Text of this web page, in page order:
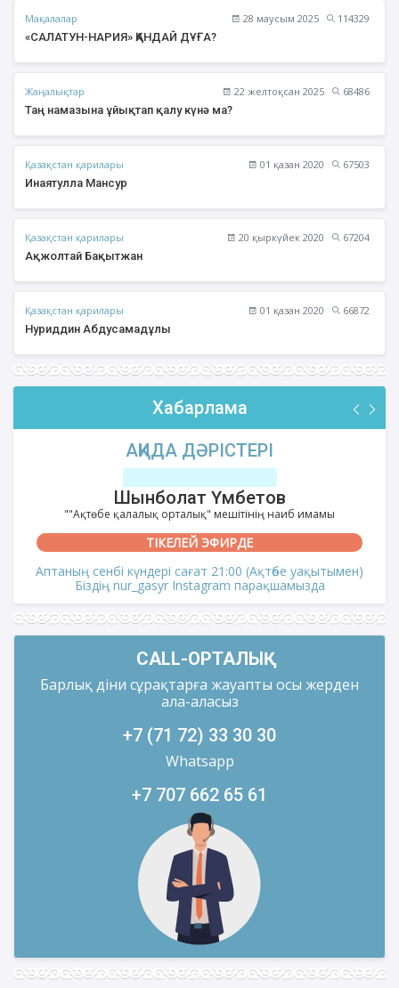
Мақалалар 28 маусым 2025
114329
«САЛАТУН-НАРИЯ» ҚАНДАЙ ДҰҒА?
Жаңалықтар 22 желтоқсан 2025
68486
Таң намазына ұйықтап қалу күнә ма?
Қазақстан қарилары 01 қазан 2020
67503
Инаятулла Мансур
Қазақстан қарилары 20 қыркүйек 2020
67204
Ақжолтай Бақытжан
Қазақстан қарилары 01 қазан 2020
66872
Нуриддин Абдусамадұлы
Хабарлама
АҚИДА ДӘРІСТЕРІ
Шынболат Үмбетов
""Ақтөбе қалалық орталық" мешітінің наиб имамы
ТІКЕЛЕЙ ЭФИРДЕ
Аптаның сенбі күндері сағат 21:00 (Ақтөбе уақытымен)
Біздің nur_gasyr Instagram парақшамызда
CALL-ОРТАЛЫҚ
Барлық діни сұрақтарға жауапты осы жерден
ала-аласыз
+7 (71 72) 33 30 30
Whatsapp
+7 707 662 65 61